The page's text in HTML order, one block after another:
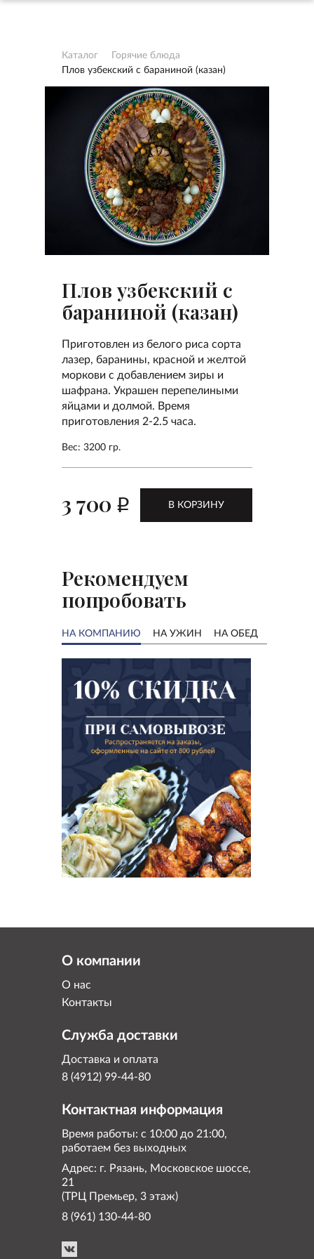
Каталог
Горячие блюда
Плов узбекский с бараниной (казан)
Плов узбекский с
бараниной (казан)
Приготовлен из белого риса сорта
лазер, баранины, красной и желтой
моркови с добавлением зиры и
шафрана. Украшен перепелиными
яйцами и долмой. Время
приготовления 2-2.5 часа.
Вес: 3200 гр.
3 700 p В КОРЗИНУ
Рекомендуем
попробовать
НА КОМПАНИЮ НА УЖИН НА ОБЕД
О компании
О нас
Контакты
Служба доставки
Доставка и оплата
8 (4912) 99-44-80
Контактная информация
Время работы: с 10:00 до 21:00,
работаем без выходных
Адрес: г. Рязань, Московское шоссе,
21
(ТРЦ Премьер, 3 этаж)
8 (961) 130-44-80